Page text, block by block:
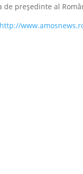
președinte al
http://